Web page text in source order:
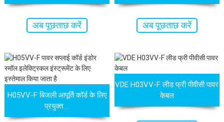
अब पूछताछ करें अब पूछताछ करें
H05VV-F बिजली आपूर्ति कॉर्ड के लिए
प्रयुक्त ...
VDE H03VV-F लीड फ्री पीवीसी पावर
केबल